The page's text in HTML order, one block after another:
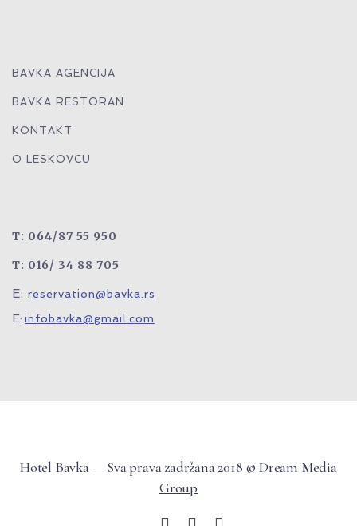
BAVKA AGENCIJA
BAVKA RESTORAN
KONTAKT
O LESKOVCU
T: 064/87 55 950
T: 016/ 34 88 705
E: reservation@bavka.rs
E:infobavka@gmail.com
Hotel Bavka — Sva prava zadržana 2018 ©Dream Media
Group